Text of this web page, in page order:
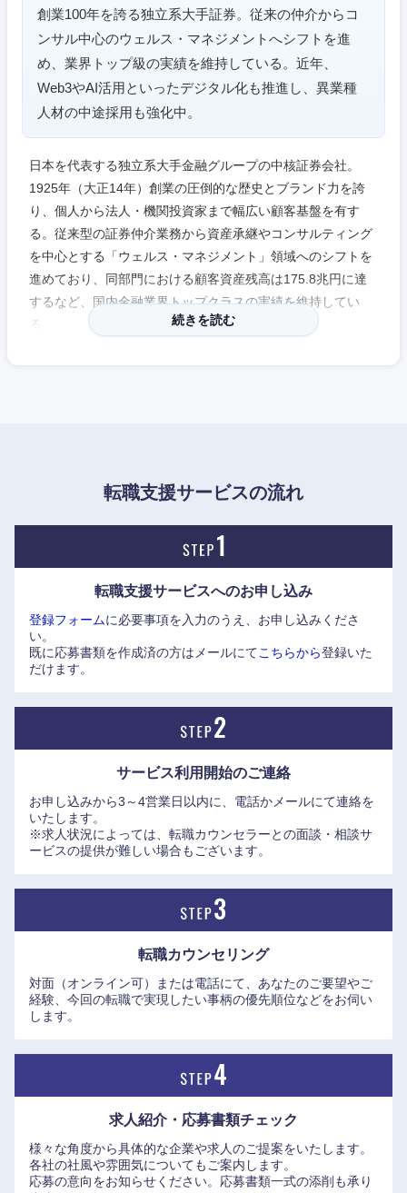
創業100年を誇る独立系大手証券。従来の仲介からコ
ンサル中心のウェルス・マネジメントへシフトを進
め、業界トップ級の実績を維持している。近年、
Web3やAI活用といったデジタル化も推進し、異業種
人材の中途採用も強化中。
日本を代表する独立系大手金融グループの中核証券会社。
1925年（大正14年）創業の圧倒的な歴史とブランド力を誇
り、個人から法人・機関投資家まで幅広い顧客基盤を有す
る。従来型の証券仲介業務から資産承継やコンサルティング
を中心とする「ウェルス・マネジメント」領域へのシフトを
進めており、同部門における顧客資産残高は175.8兆円に達
するなど、国内金融業界トップクラスの実績を維持してい
る。
化。他業種からの転職者や専門人材の受け入れを進めてお
り、コンサルティングやデジタル知見を活かして活躍できる
フィールドが広がっている。
ているのは、1925年の設立時に登記された商号「野村證券株
式会社」をそのまま継承しているためだ。「證」は言偏に
「登（あきらかにする）」と書き、「事実を言葉で明らかに
する・証明する」という意味を持つ。当用漢字制定後に多く
「言明と信頼の証し」という本来の字義を守り続けている。
続きを読む
転職支援サービスの流れ
転職支援サービスへのお申し込み
登録フォームに必要事項を入力のうえ、お申し込みくださ
い。
既に応募書類を作成済の方はメールにてこちらから登録いた
だけます。
サービス利用開始のご連絡
お申し込みから3～4営業日以内に、電話かメールにて連絡を
いたします。
※求人状況によっては、転職カウンセラーとの面談・相談サ
ービスの提供が難しい場合もございます。
転職カウンセリング
対面（オンライン可）または電話にて、あなたのご要望やご
経験、今回の転職で実現したい事柄の優先順位などをお伺い
します。
求人紹介・応募書類チェック
様々な角度から具体的な企業や求人のご提案をいたします。
各社の社風や雰囲気についてもご案内します。
応募の意向をお知らせください。応募書類一式の添削も承り
中国・四国地方
山口県 徳島県
香川県 愛媛県
高知県